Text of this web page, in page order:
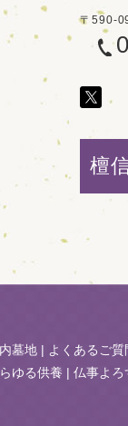
〒590-
檀
墓地 | よくあるご質
ゆる供養 | 仏事よろ